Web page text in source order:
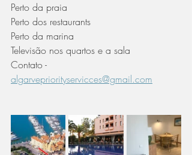
Perto da praia
Perto dos restaurants
Perto da marina
Televisão nos quartos e a sala
Contato -
algarvepriorityservicces@gmail.com